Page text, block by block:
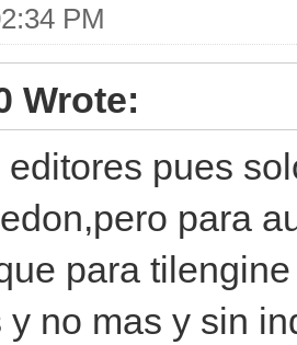
PM
Wrote:
pues
para
para
no mas y sin